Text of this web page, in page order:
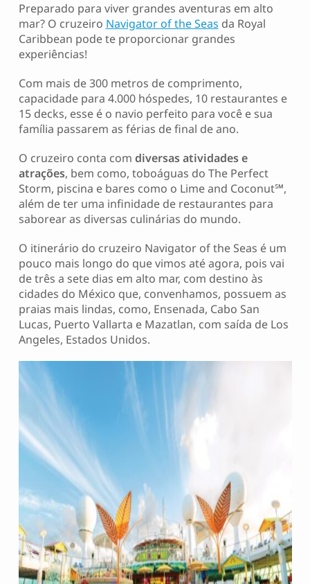
Preparado para viver grandes aventuras em alto
mar? O cruzeiro Navigator of the Seas da Royal
Caribbean pode te proporcionar grandes
experiências!
Com mais de 300 metros de comprimento,
capacidade para 4.000 hóspedes, 10 restaurantes e
15 decks, esse é o navio perfeito para você e sua
família passarem as férias de final de ano.
O cruzeiro conta com diversas atividades e
atrações, bem como, toboáguas do The Perfect
Storm, piscina e bares como o Lime and Coconut℠,
além de ter uma infinidade de restaurantes para
saborear as diversas culinárias do mundo.
O itinerário do cruzeiro Navigator of the Seas é um
pouco mais longo do que vimos até agora, pois vai
de três a sete dias em alto mar, com destino às
cidades do México que, convenhamos, possuem as
praias mais lindas, como, Ensenada, Cabo San
Lucas, Puerto Vallarta e Mazatlan, com saída de Los
Angeles, Estados Unidos.